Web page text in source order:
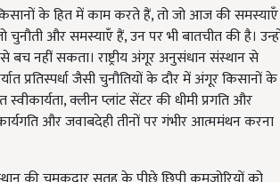
और समस्याएँ हैं, उन पर भी बातचीत की है। उन्होंने
बच नहीं सकता। राष्ट्रीय अंगूर अनुसंधान संस्थान से
प्रतिस्पर्धा जैसी चुनौतियों के दौर में अंगूर किसानों के
क्लीन प्लांट सेंटर की धीमी प्रगति और
और जवाबदेही तीनों पर गंभीर आत्ममंथन करना
की चमकदार सतह के पीछे छिपी कमजोरियों को